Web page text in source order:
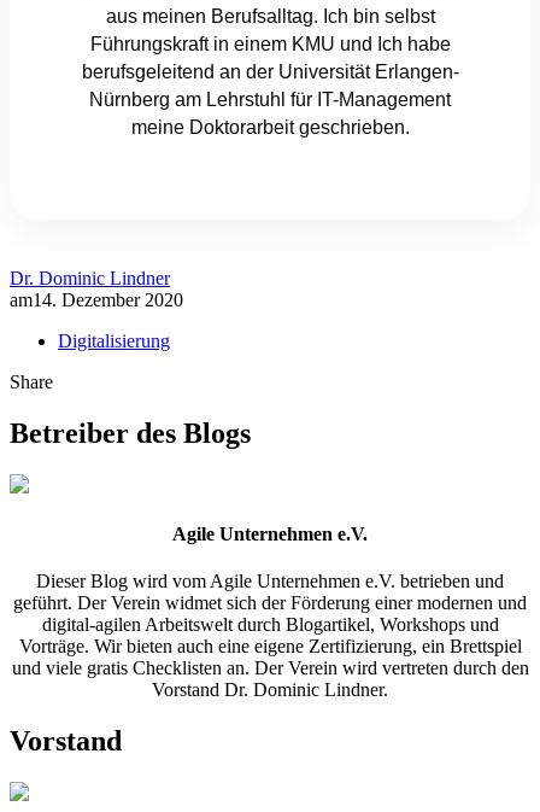
aus meinen Berufsalltag. Ich bin selbst
Führungskraft in einem KMU und Ich habe
berufsgeleitend an der Universität Erlangen-
Nürnberg am Lehrstuhl für IT-Management
meine Doktorarbeit geschrieben.
Dr. Dominic Lindner
am14. Dezember 2020
Digitalisierung
Share
Betreiber des Blogs
Agile Unternehmen e.V.
Dieser Blog wird vom Agile Unternehmen e.V. betrieben und
geführt. Der Verein widmet sich der Förderung einer modernen und
digital-agilen Arbeitswelt durch Blogartikel, Workshops und
Vorträge. Wir bieten auch eine eigene Zertifizierung, ein Brettspiel
und viele gratis Checklisten an. Der Verein wird vertreten durch den
Vorstand Dr. Dominic Lindner.
Vorstand